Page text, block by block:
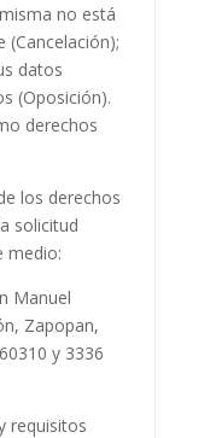
no está
(Cancelación);
datos
(Oposición).
derechos
los derechos
solicitud
medio:
Manuel
Zapopan,
y 3336
requisitos